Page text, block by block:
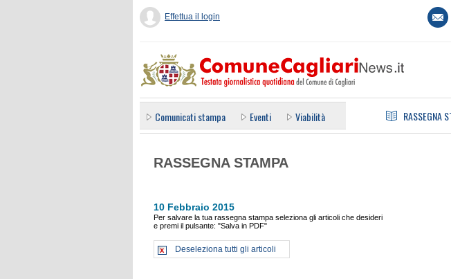
Effettua il login
Comunicati stampa Eventi Viabilità RASSEGNA
RASSEGNA STAMPA
10 Febbraio 2015
Per salvare la tua rassegna stampa seleziona gli articoli che desideri
e premi il pulsante: "Salva in PDF"
Deseleziona tutti gli articoli